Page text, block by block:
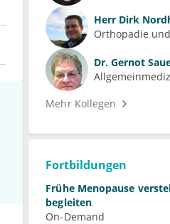
Herr Dirk
Orthopädie
Dr. Gernot
Mehr Kollegen
Fortbildungen
Frühe Menopause
begleiten
On-Demand